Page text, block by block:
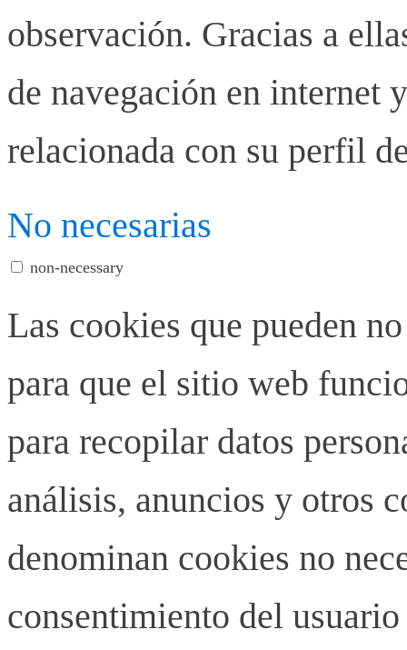
observación. Gracias a
de navegación en internet
relacionada con su perfil
No necesarias
non-necessary
Las cookies que pueden
para que el sitio web
para recopilar datos
análisis, anuncios y otros
denominan cookies no
consentimiento del